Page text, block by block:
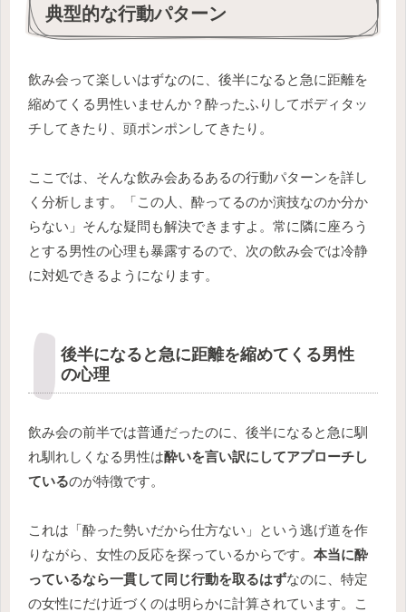
典型的な行動パターン
飲み会って楽しいはずなのに、後半になると急に距離を
縮めてくる男性いませんか？酔ったふりしてボディタッ
チしてきたり、頭ポンポンしてきたり。
ここでは、そんな飲み会あるあるの行動パターンを詳し
く分析します。「この人、酔ってるのか演技なのか分か
らない」そんな疑問も解決できますよ。常に隣に座ろう
とする男性の心理も暴露するので、次の飲み会では冷静
に対処できるようになります。
後半になると急に距離を縮めてくる男性
の心理
飲み会の前半では普通だったのに、後半になると急に馴
れ馴れしくなる男性は酔いを言い訳にしてアプローチし
ているのが特徴です。
これは「酔った勢いだから仕方ない」という逃げ道を作
りながら、女性の反応を探っているからです。 本当に酔
っているなら一貫して同じ行動を取るはずなのに、特定
の女性にだけ近づくのは明らかに計算されています。こ